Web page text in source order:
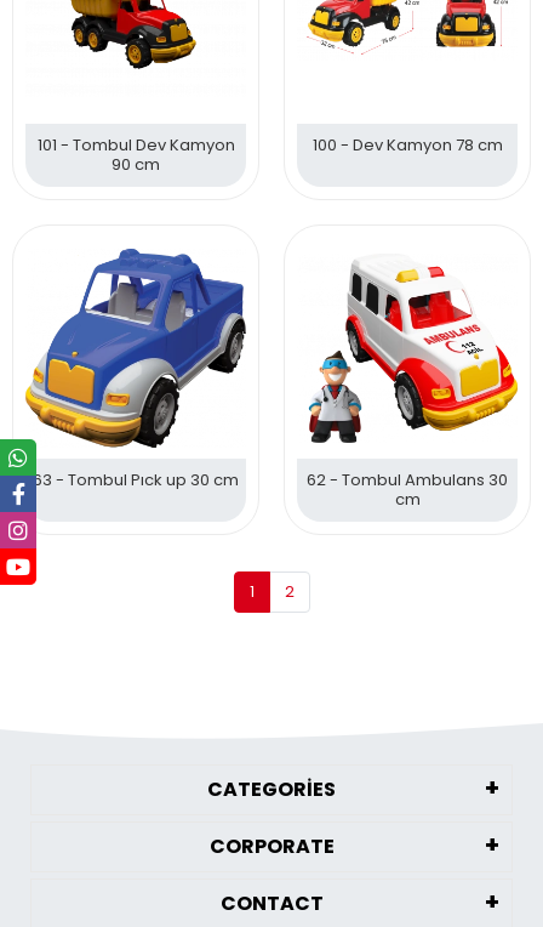
101 - Tombul Dev Kamyon
90 cm
100 - Dev Kamyon 78 cm
63 - Tombul Pıck up 30 cm
62 - Tombul Ambulans 30
cm
1 2
CATEGORİES
CORPORATE
CONTACT